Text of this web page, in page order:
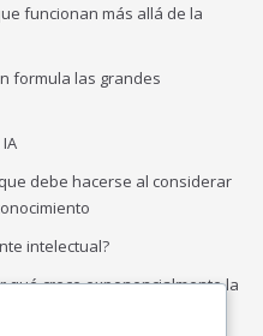
funcionan más allá de la
formula las grandes
debe hacerse al considerar
intelectual?
qué crece exponencialmente la